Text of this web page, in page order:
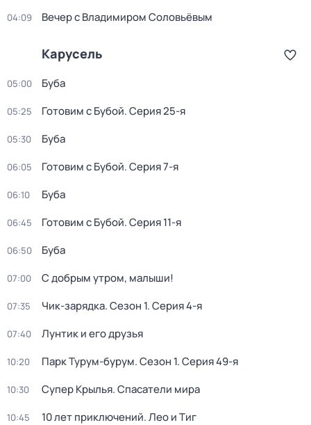
04:09 Вечер с Владимиром Соловьёвым
Карусель
05:00 Буба
05:25 Готовим с Бубой. Серия 25-я
05:30 Буба
06:05 Готовим с Бубой. Серия 7-я
06:10 Буба
06:45 Готовим с Бубой. Серия 11-я
06:50 Буба
07:00 С добрым утром, малыши!
07:35 Чик-зарядка. Сезон 1. Серия 4-я
07:40 Лунтик и его друзья
10:20 Парк Турум-бурум. Сезон 1. Серия 49-я
10:30 Супер Крылья. Спасатели мира
10:45 10 лет приключений. Лео и Тиг